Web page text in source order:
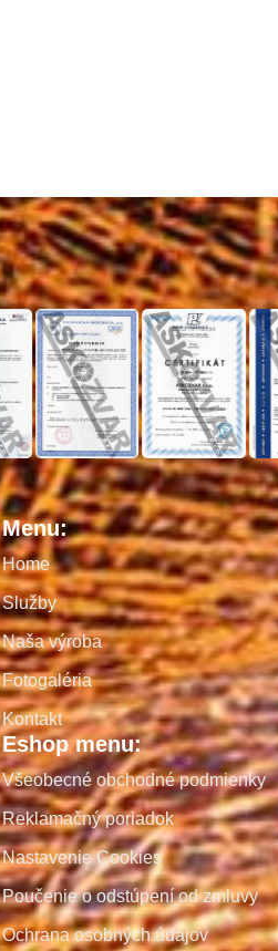
Menu:
Home
Služby
Naša výroba
Fotogaléria
Kontakt
Eshop menu:
Všeobecné obchodné podmienky
Reklamačný poriadok
Nastavenie Cookies
Poučenie o odstúpení od zmluvy
Ochrana osobných údajov